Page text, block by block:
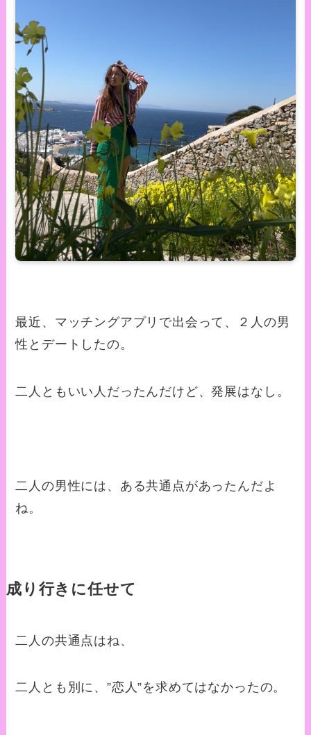
最近、マッチングアプリで出会って、２人の男
性とデートしたの。
二人ともいい人だったんだけど、発展はなし。
二人の男性には、ある共通点があったんだよ
ね。
成り行きに任せて
二人の共通点はね、
二人とも別に、”恋人”を求めてはなかったの。